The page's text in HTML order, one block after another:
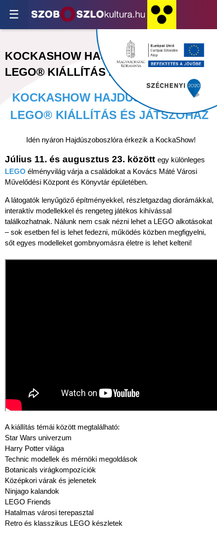
☰
KOCKASHOW HAJDÚSZOBOSZLÓ -
LEGO® KIÁLLÍTÁS ÉS JÁTSZÓHÁZ
KOCKASHOW HAJDÚSZOBOSZLÓ -
LEGO® KIÁLLÍTÁS ÉS JÁTSZÓHÁZ
Idén nyáron Hajdúszoboszlóra érkezik a KockaShow!
Július 11. és augusztus 23. között egy különleges
LEGO élményvilág várja a családokat a Kovács Máté Városi
Művelődési Központ és Könyvtár épületében.
A látogatók lenyűgöző építményekkel, részletgazdag diorámákkal,
interaktív modellekkel és rengeteg játékos kihívással
találkozhatnak. Nálunk nem csak nézni lehet a LEGO alkotásokat
– sok esetben fel is lehet fedezni, működés közben megfigyelni,
sőt egyes modelleket gombnyomásra életre is lehet kelteni!
A kiállítás témái között megtalálható:
Star Wars univerzum
Harry Potter világa
Technic modellek és mérnöki megoldások
Botanicals virágkompozíciók
Középkori várak és jelenetek
Ninjago kalandok
LEGO Friends
Hatalmas városi terepasztal
Retro és klasszikus LEGO készletek